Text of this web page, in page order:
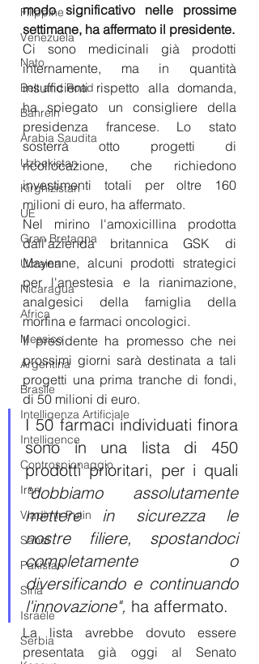
Filippine
Venezuela
Nato
Belt and Road
Bahrein
Arabia Saudita
Uzbekistan
Kirghizistan
UE
Gran Bretagna
Ucraina
Nicaragua
Africa
Messico
Argentina
Brasile
Intelligenza Artificiale
Intelligence
Controspionaggio
Iran
Vladimir Putin
Sahel
Pakistan
Siria
Israele
Serbia
modo significativo nelle prossime
settimane, ha affermato il presidente.
Ci sono medicinali già prodotti
internamente, ma in quantità
insufficienti rispetto alla domanda,
ha spiegato un consigliere della
presidenza francese. Lo stato
sosterrà otto progetti di
ricollocazione, che richiedono
investimenti totali per oltre 160
milioni di euro, ha affermato.
Nel mirino l'amoxicillina prodotta
dall'azienda britannica GSK di
Mayenne, alcuni prodotti strategici
per l'anestesia e la rianimazione,
analgesici della famiglia della
morfina e farmaci oncologici.
Il presidente ha promesso che nei
prossimi giorni sarà destinata a tali
progetti una prima tranche di fondi,
di 50 milioni di euro.
I 50 farmaci individuati finora
sono in una lista di 450
"dobbiamo assolutamente
mettere in sicurezza le
nostre filiere, spostandoci
completamente o
diversificando e continuando
l'innovazione", ha affermato.
La lista avrebbe dovuto essere
presentata già oggi al Senato